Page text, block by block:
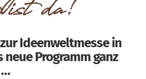
da!
Ideenweltmesse in
neue Programm ganz
…